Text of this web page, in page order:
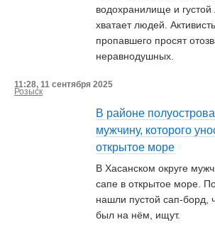
водохранилище и
хватает людей.
пропавшего просят
неравнодушных.
11:28, 11 сентября 2025
Розыск
В районе
мужчину, которого
открытое море
В Хасанском округе
сапе в открытое море.
нашли пустой сап-борд,
был на нём, ищут.